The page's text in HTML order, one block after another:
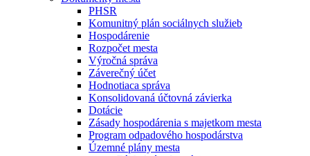
PHSR
Komunitný plán sociálnych služieb
Hospodárenie
Rozpočet mesta
Výročná správa
Záverečný účet
Hodnotiaca správa
Konsolidovaná účtovná závierka
Dotácie
Zásady hospodárenia s majetkom mesta
Program odpadového hospodárstva
Územné plány mesta